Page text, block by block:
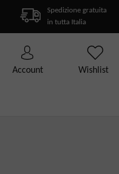
Spedizione gratuita
in tutta Italia
Account Wishlist